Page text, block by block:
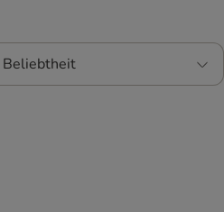
Beliebtheit